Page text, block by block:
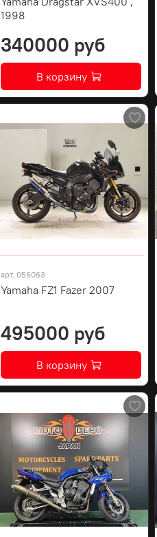
1998
340000 руб
В корзину
арт. 056063
Yamaha FZ1 Fazer 2007
495000 руб
В корзину